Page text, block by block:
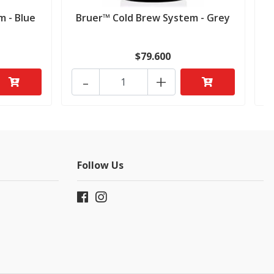
- Blue Bruer™ Cold Brew System - Grey
$79.600
+
-
Follow Us